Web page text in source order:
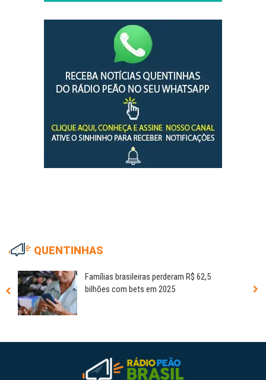
QUENTINHAS
Famílias brasileiras perderam R$ 62,5
bilhões com bets em 2025